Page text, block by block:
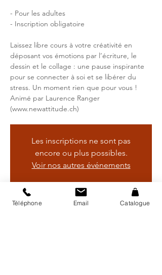
- Pour les adultes
- Inscription obligatoire
Laissez libre cours à votre créativité en
déposant vos émotions par l’écriture, le
dessin et le collage : une pause inspirante
pour se connecter à soi et se libérer du
stress. Un moment rien que pour vous !
Animé par Laurence Ranger
(www.newattitude.ch)
Les inscriptions ne sont pas
encore ou plus possibles.
Voir nos autres événements
Heure et lieu
Téléphone Email Catalogue